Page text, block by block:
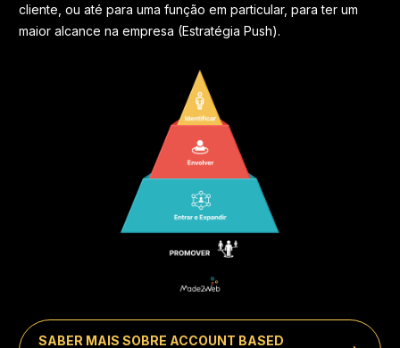
cliente, ou até para uma função em particular, para ter um
maior alcance na empresa (Estratégia Push).
SABER MAIS SOBRE ACCOUNT BASED